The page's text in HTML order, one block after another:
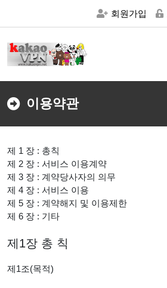
회원가입
이용약관
제 1 장 : 총칙
제 2 장 : 서비스 이용계약
제 3 장 : 계약당사자의 의무
제 4 장 : 서비스 이용
제 5 장 : 계약해지 및 이용제한
제 6 장 : 기타
제1장 총 칙
제1조(목적)